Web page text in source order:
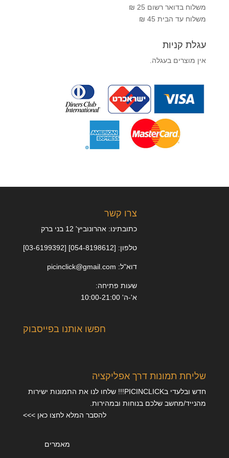
משלוח בדואר רשום 25 ₪
משלוח עד הבית 45 ₪
עגלת קניות
אין מוצרים בעגלה.
צרו קשר
כתובתינו: אהרונוביץ' 12 בני ברק
טלפון: [054-8198612] [03-6199392]
דוא"ל: picinclick@gmail.com
שעות פתיחה:
א'-ה' 10:00-21:00
חפשו אותנו בפייסבוק
שליחת תמונות דרך אפליקציה
חדש ובלעדי בPICINCLICK!!! שלחו לנו את התמונות ישירות
מהנייד/מחשב שלכם בנוחות ובמהירות.
להסבר המלא לחצו כאן >>>
מאמרים